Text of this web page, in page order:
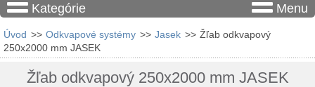
Kategórie Menu
Úvod >> Odkvapové systémy >> Jasek >> Žľab odkvapový
250x2000 mm JASEK
Žľab odkvapový 250x2000 mm JASEK